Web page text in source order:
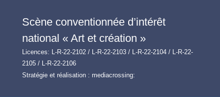
Scène conventionnée d’intérêt
national « Art et création »
Licences: L-R-22-2102 / L-R-22-2103 / L-R-22-2104 / L-R-22-
2105 / L-R-22-2106
Stratégie et réalisation : mediacrossing: